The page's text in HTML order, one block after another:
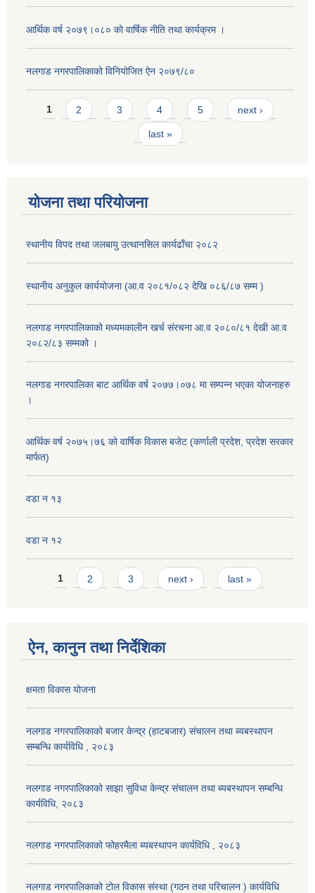
आर्थिक वर्ष २०७९।०८० को वार्षिक नीति तथा कार्यक्रम ।
नलगाड नगरपालिकाको विनियोजित ऐन २०७९/८०
Pages
1 2 3 4 5 next ›
last »
योजना तथा परियोजना
स्थानीय विपद तथा जलबायु उत्थानसिल कार्यढाँचा २०८२
स्थानीय अनुकुल कार्ययोजना (आ.व २०८१/०८२ देखि ०८६/८७ सम्म )
नलगाड नगरपालिकाको मध्यमकालीन खर्च संरचना आ.व २०८०/८१ देखी आ.व
२०८२/८३ सम्मको ।
नलगाड नगरपालिका बाट आर्थिक वर्ष २०७७।०७८ मा सम्पन्न भएका योजनाहरु
।
आर्थिक वर्ष २०७५।७६ को वार्षिक विकास बजेट (कर्णाली प्रदेश, प्रदेश सरकार
मार्फत)
वडा न १३
वडा न १२
Pages
1 2 3 next › last »
ऐन, कानुन तथा निर्देशिका
क्षमता विकास योजना
नलगाड नगरपालिकाको बजार केन्द्र (हाटबजार) संचालन तथा ब्यबस्थापन
सम्बन्धि कार्यविधि , २०८३
नलगाड नगरपालिकाको साझा सुविधा केन्द्र संचालन तथा ब्यबस्थापन सम्बन्धि
कार्यविधि, २०८३
नलगाड नगरपालिकाको फोहरमैला ब्यबस्थापन कार्यविधि , २०८३
नलगाड नगरपालिकाको टोल विकास संस्था (गठन तथा परिचालन ) कार्यविधि